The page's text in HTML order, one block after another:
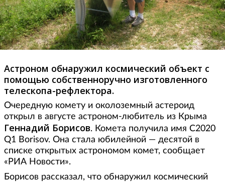
Астроном обнаружил космический объект с
помощью собственноручно изготовленного
телескопа-рефлектора.
Очередную комету и околоземный астероид
открыл в августе астроном-любитель из Крыма
Геннадий Борисов. Комета получила имя С2020
Q1 Borisov. Она стала юбилейной — десятой в
списке открытых астрономом комет, сообщает
«РИА Новости».
Борисов рассказал, что обнаружил космический